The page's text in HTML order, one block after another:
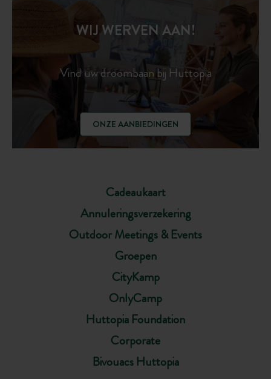
Cadeaukaart
Annuleringsverzekering
Outdoor Meetings & Events
Groepen
CityKamp
OnlyCamp
Huttopia Foundation
Corporate
Bivouacs Huttopia
WIJ WERVEN AAN!
Vind uw droombaan bij Huttopia
ONZE AANBIEDINGEN